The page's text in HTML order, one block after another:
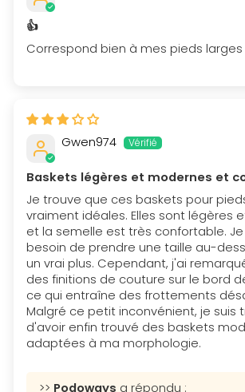
👍
Correspond bien à mes pieds larges
Gwen974
Baskets légères et modernes et
Je trouve que ces baskets pour
vraiment idéales. Elles sont légères
et la semelle est très confortable.
besoin de prendre une taille au-
un vrai plus. Cependant, j'ai
des finitions de couture sur le bord
ce qui entraîne des frottements
Malgré ce petit inconvénient, je suis
d'avoir enfin trouvé des baskets
adaptées à ma morphologie.
>> Podoways a répondu :